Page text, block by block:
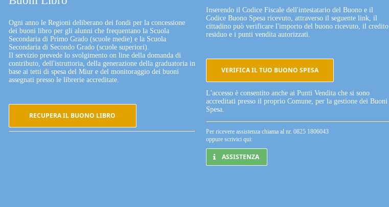
Ogni anno le Regioni deliberano dei fondi per la concessione
dei buoni libro per gli alunni che frequentano la Scuola
Secondaria di Primo Grado (scuole medie) e la Scuola
Secondaria di Secondo Grado (scuole superiori).
Il servizio prevede lo svolgimento on line della domanda di
contributo, dell'istruttoria, della generazione della graduatoria in
base ai tetti di spesa del Miur e del monitoraggio dei buoni
assegnati presso le librerie accreditate.
RECUPERA IL BUONO LIBRO
Inserendo il Codice Fiscale dell'intestatario del Buono e il
Codice Buono Spesa ricevuto, attraverso il seguente link, il
cittadino può verificare l'importo del buono ricevuto, il credito
residuo e i punti vendita autorizzati.
VERIFICA IL TUO BUONO SPESA
L'accesso è consentito anche ai Punti Vendita che si sono
accreditati presso il proprio Comune, per la gestione dei Buoni
Spesa.
Per ricevere assistenza chiama al nr. 0825 1806043
oppure scrivici qui:
ASSISTENZA